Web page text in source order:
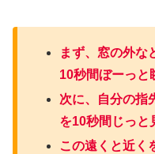
まず、窓の外な
10秒間ぼーっと
次に、自分の指
を10秒間じっと
この遠くと近く